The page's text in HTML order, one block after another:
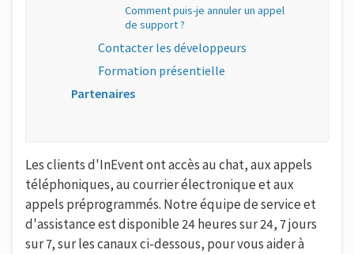
Comment puis-je annuler un appel
de support ?
Contacter les développeurs
Formation présentielle
Partenaires
Les clients d'InEvent ont accès au chat, aux appels
téléphoniques, au courrier électronique et aux
appels préprogrammés. Notre équipe de service et
d'assistance est disponible 24 heures sur 24, 7 jours
sur 7, sur les canaux ci-dessous, pour vous aider à